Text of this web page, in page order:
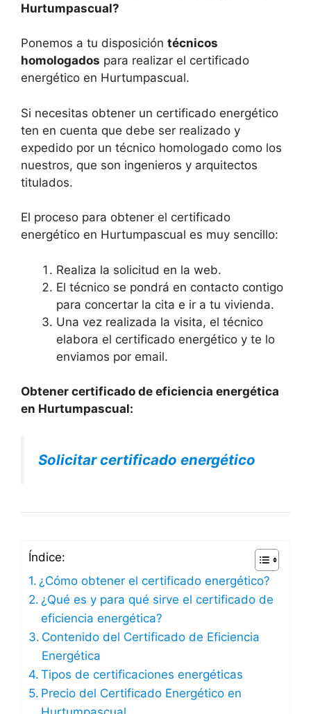
Hurtumpascual?
Ponemos a tu disposición técnicos
homologados para realizar el certificado
energético en Hurtumpascual.
Si necesitas obtener un certificado energético
ten en cuenta que debe ser realizado y
expedido por un técnico homologado como los
nuestros, que son ingenieros y arquitectos
titulados.
El proceso para obtener el certificado
energético en Hurtumpascual es muy sencillo:
Realiza la solicitud en la web.
El técnico se pondrá en contacto contigo
para concertar la cita e ir a tu vivienda.
Una vez realizada la visita, el técnico
elabora el certificado energético y te lo
enviamos por email.
Obtener certificado de eficiencia energética
en Hurtumpascual:
Solicitar certificado energético
Índice:
¿Cómo obtener el certificado energético?
¿Qué es y para qué sirve el certificado de
eficiencia energética?
Contenido del Certificado de Eficiencia
Energética
Tipos de certificaciones energéticas
Precio del Certificado Energético en